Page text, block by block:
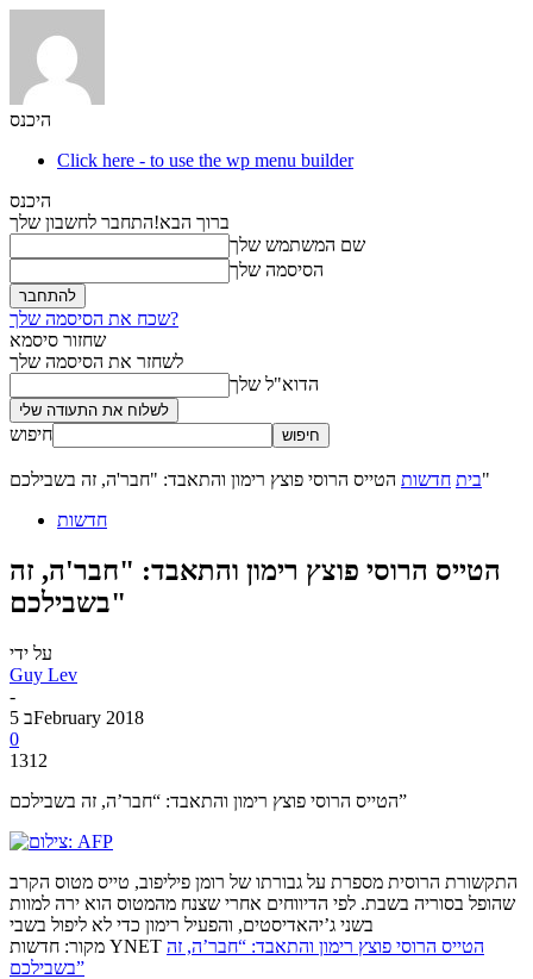
היכנס
Click here - to use the wp menu builder
היכנס
ברוך הבא!התחבר לחשבון שלך
שם המשתמש שלך
הסיסמה שלך
שכח את הסיסמה שלך?
שחזור סיסמא
לשחזר את הסיסמה שלך
הדוא"ל שלך
חיפוש
בית חדשות
הטייס הרוסי פוצץ רימון והתאבד: "חבר'ה, זה בשבילכם"
חדשות
הטייס הרוסי פוצץ רימון והתאבד: "חבר'ה, זה
בשבילכם"
על ידי
Guy Lev
-
5 בFebruary 2018
0
1312
הטייס הרוסי פוצץ רימון והתאבד: “חבר’ה, זה בשבילכם”
התקשורת הרוסית מספרת על גבורתו של רומן פיליפוב, טייס מטוס הקרב
שהופל בסוריה בשבת. לפי הדיווחים אחרי שצנח מהמטוס הוא ירה למוות
בשני ג’יהאדיסטים, והפעיל רימון כדי לא ליפול בשבי
מקור: חדשות YNET הטייס הרוסי פוצץ רימון והתאבד: “חבר’ה, זה
בשבילכם”